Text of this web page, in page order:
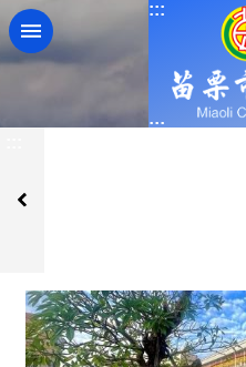
跳到主要內容區塊
:::
:::